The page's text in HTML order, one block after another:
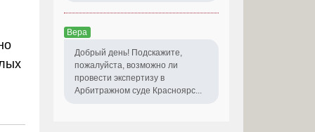
Вера
Добрый день! Подскажите,
пожалуйста, возможно ли
провести экспертизу в
Арбитражном суде Красноярс...